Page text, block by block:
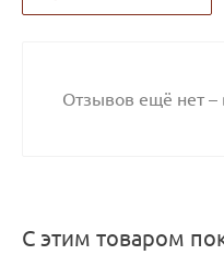
Отзывов ещё нет
С этим товаром